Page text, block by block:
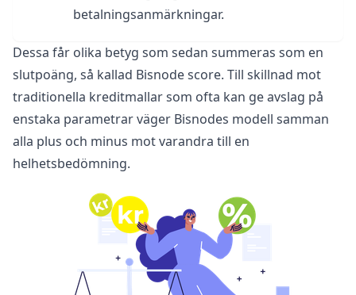
betalningsanmärkningar.
Dessa får olika betyg som sedan summeras som en
slutpoäng, så kallad Bisnode score. Till skillnad mot
traditionella kreditmallar som ofta kan ge avslag på
enstaka parametrar väger Bisnodes modell samman
alla plus och minus mot varandra till en
helhetsbedömning.